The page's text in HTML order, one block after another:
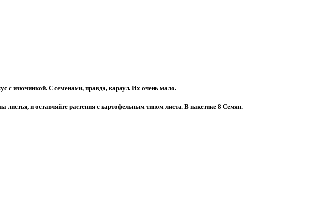
с изюминкой. С семенами, правда, караул. Их очень мало.
и оставляйте растения с картофельным типом листа. В пакетике 8 Семян.